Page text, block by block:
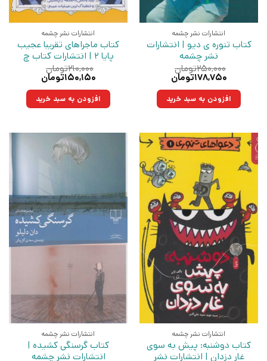
انتشارات نشر چشمه
کتاب تنوره ی دیو | انتشارات
نشر چشمه
۲۵۰,۰۰۰تومان
قیمت
۲۵۰,۰۰۰تومان
بود.
۱۷۸,۷۵۰تومان
۱۷۸,۷۵۰تومان.افزودن به سبد خرید
انتشارات نشر چشمه
کتاب ماجراهای تقریبا عجیب
پایا 2 | انتشارات کتاب چ
۲۱۰,۰۰۰تومان
قیمت
۲۱۰,۰۰۰تومان
بود.
۱۵۰,۱۵۰تومان
۱۵۰,۱۵۰تومان.افزودن به سبد خرید
انتشارات نشر چشمه
کتاب دوشنبه: پیش به سوی
غار دزدان | انتشارات نشر
انتشارات نشر چشمه
کتاب گرسنگی کشیده |
انتشارات نشر چشمه